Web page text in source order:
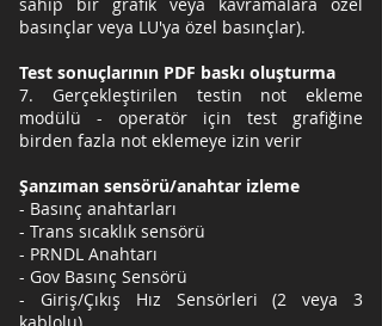
basınçlar veya LU'ya özel basınçlar).
Test sonuçlarının PDF baskı oluşturma
7. Gerçekleştirilen testin not ekleme
modülü - operatör için test grafiğine
birden fazla not eklemeye izin verir
Şanzıman sensörü/anahtar izleme
- Basınç anahtarları
- Trans sıcaklık sensörü
- PRNDL Anahtarı
- Gov Basınç Sensörü
- Giriş/Çıkış Hız Sensörleri (2 veya 3